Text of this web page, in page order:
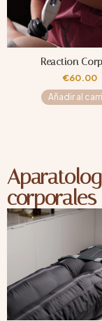
Reaction
€60.00
Añadir al
corporales